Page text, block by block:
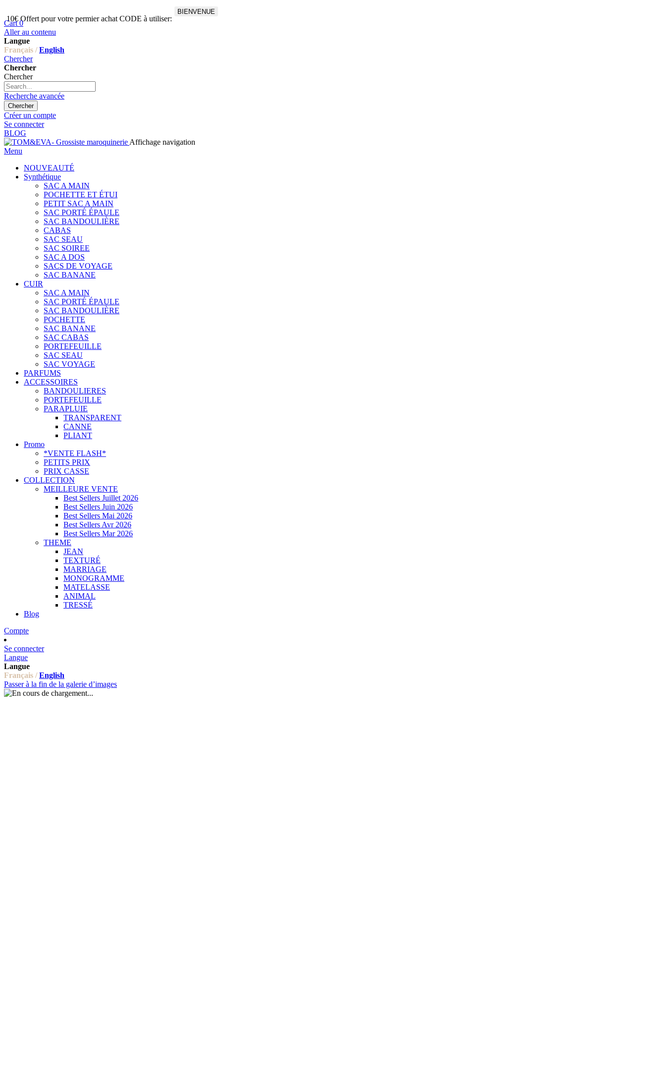
10€ Offert pour votre permier achat CODE à utiliser:
BIENVENUE
Cart 0
Aller au contenu
Langue
Français / English
Chercher
Chercher
Chercher
Recherche avancée
Chercher
Créer un compte
Se connecter
BLOG
Affichage navigation
Menu
NOUVEAUTÉ
Synthétique
SAC A MAIN
POCHETTE ET ÉTUI
PETIT SAC A MAIN
SAC PORTÉ ÉPAULE
SAC BANDOULIÈRE
CABAS
SAC SEAU
SAC SOIREE
SAC A DOS
SACS DE VOYAGE
SAC BANANE
CUIR
SAC A MAIN
SAC PORTÉ ÉPAULE
SAC BANDOULIÈRE
POCHETTE
SAC BANANE
SAC CABAS
PORTEFEUILLE
SAC SEAU
SAC VOYAGE
PARFUMS
ACCESSOIRES
BANDOULIERES
PORTEFEUILLE
PARAPLUIE
TRANSPARENT
CANNE
PLIANT
Promo
*VENTE FLASH*
PETITS PRIX
PRIX CASSE
COLLECTION
MEILLEURE VENTE
Best Sellers Juillet 2026
Best Sellers Juin 2026
Best Sellers Mai 2026
Best Sellers Avr 2026
Best Sellers Mar 2026
THEME
JEAN
TEXTURÉ
MARRIAGE
MONOGRAMME
MATELASSE
ANIMAL
TRESSÉ
Blog
Compte
Se connecter
Langue
Langue
Français / English
Passer à la fin de la galerie d’images